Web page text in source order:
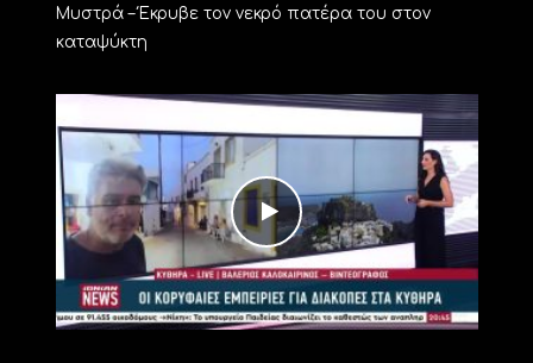
Μυστρά – Έκρυβε τον νεκρό πατέρα του στον
καταψύκτη